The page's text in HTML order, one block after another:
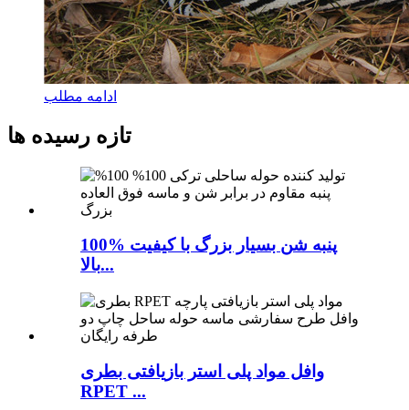
ادامه مطلب
تازه رسیده ها
100% پنبه شن بسیار بزرگ با کیفیت
بالا...
وافل مواد پلی استر بازیافتی بطری
RPET ...